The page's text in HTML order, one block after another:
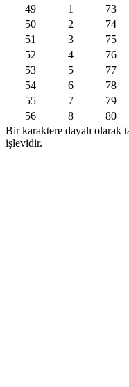
49
1 73
50
2 74
51
3 75
52
4 76
53
5 77
54
6 78
55
7 79
56
8 80
Bir karaktere dayalı olarak
işlevidir.